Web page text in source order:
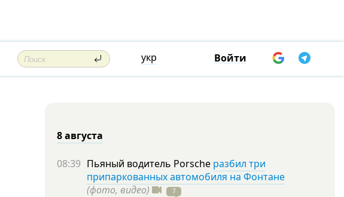
укр Войти
8 августа
08:39 Пьяный водитель Porsche разбил три
припаркованных автомобиля на Фонтане
(фото, видео)
7